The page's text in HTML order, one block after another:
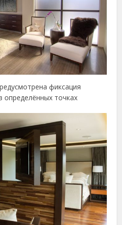
фиксация
определённых точках